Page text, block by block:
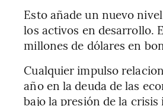
Esto añade un nuevo
los activos en desarrollo.
millones de dólares en
Cualquier impulso
año en la deuda de las
bajo la presión de la crisis